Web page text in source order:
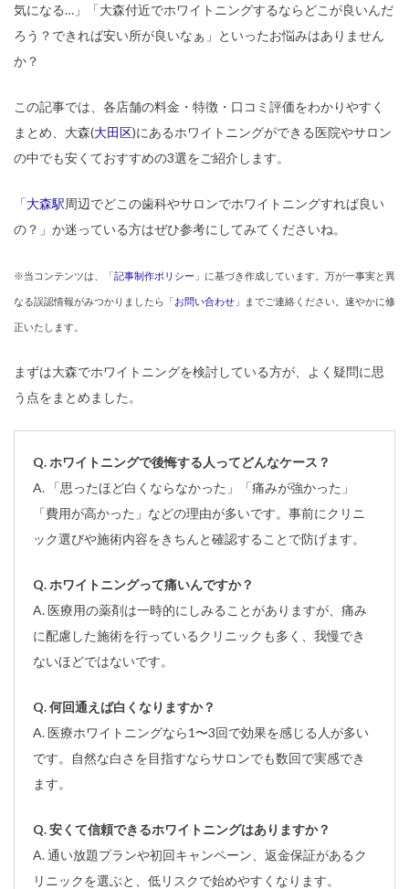
気になる…」「大森付近でホワイトニングするならどこが良いんだ
ろう？できれば安い所が良いなぁ」といったお悩みはありません
か？
この記事では、各店舗の料金・特徴・口コミ評価をわかりやすく
まとめ、大森(大田区)にあるホワイトニングができる医院やサロン
の中でも安くておすすめの3選をご紹介します。
「大森駅周辺でどこの歯科やサロンでホワイトニングすれば良い
の？」か迷っている方はぜひ参考にしてみてくださいね。
※当コンテンツは、「記事制作ポリシー 」に基づき作成しています。万が一事実と異
なる誤認情報がみつかりましたら「お問い合わせ 」までご連絡ください。速やかに修
正いたします。
まずは大森でホワイトニングを検討している方が、よく疑問に思
う点をまとめました。
Q. ホワイトニングで後悔する人ってどんなケース？
A. 「思ったほど白くならなかった」「痛みが強かった」
「費用が高かった」などの理由が多いです。事前にクリニ
ック選びや施術内容をきちんと確認することで防げます。
Q. ホワイトニングって痛いんですか？
A. 医療用の薬剤は一時的にしみることがありますが、痛み
に配慮した施術を行っているクリニックも多く、我慢でき
ないほどではないです。
Q. 何回通えば白くなりますか？
A. 医療ホワイトニングなら1〜3回で効果を感じる人が多い
です。自然な白さを目指すならサロンでも数回で実感でき
ます。
Q. 安くて信頼できるホワイトニングはありますか？
A. 通い放題プランや初回キャンペーン、返金保証があるク
リニックを選ぶと、低リスクで始めやすくなります。